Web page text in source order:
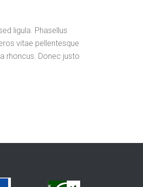
ligula. Phasellus
vitae pellentesque
rhoncus. Donec justo